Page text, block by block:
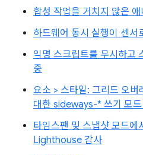
합성 작업을 거치지 않은 애
하드웨어 동시 실행이 센서
익명 스크립트를 무시하고
중
요소 > 스타일: 그리드 오버
대한 sideways-* 쓰기 모드
타임스팬 및 스냅샷 모드에
Lighthouse 감사